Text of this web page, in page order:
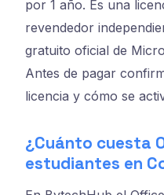
por 1 año. Es una
revendedor
gratuito oficial de
Antes de pagar
licencia y cómo se
¿Cuánto cuesta
estudiantes en